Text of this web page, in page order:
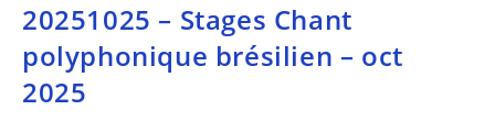
20251025 – Stages Chant
polyphonique brésilien – oct
2025